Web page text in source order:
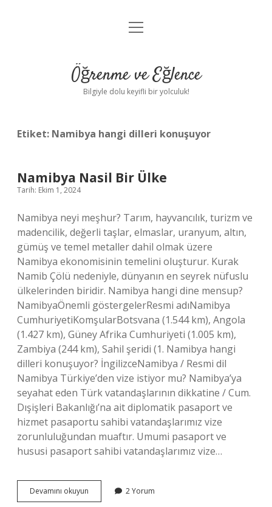
Anasayfa
Yasal Uyarı
menüyü
Öğrenme ve Eğlence
Bilgiyle dolu keyifli bir yolculuk!
Etiket: Namibya hangi dilleri konuşuyor
Namibya Nasil Bir Ülke
Tarih: Ekim 1, 2024
Namibya neyi meşhur? Tarım, hayvancılık, turizm ve
madencilik, değerli taşlar, elmaslar, uranyum, altın,
gümüş ve temel metaller dahil olmak üzere
Namibya ekonomisinin temelini oluşturur. Kurak
Namib Çölü nedeniyle, dünyanın en seyrek nüfuslu
ülkelerinden biridir. Namibya hangi dine mensup?
NamibyaÖnemli göstergelerResmi adıNamibya
CumhuriyetiKomşularBotsvana (1.544 km), Angola
(1.427 km), Güney Afrika Cumhuriyeti (1.005 km),
Zambiya (244 km), Sahil şeridi (1. Namibya hangi
dilleri konuşuyor? İngilizceNamibya / Resmi dil
Namibya Türkiye’den vize istiyor mu? Namibya’ya
seyahat eden Türk vatandaşlarının dikkatine / Cum.
Dışişleri Bakanlığı’na ait diplomatik pasaport ve
hizmet pasaportu sahibi vatandaşlarımız vize
zorunluluğundan muaftır. Umumi pasaport ve
hususi pasaport sahibi vatandaşlarımız vize…
Devamını okuyun Namibya
Nasil
2 Yorum